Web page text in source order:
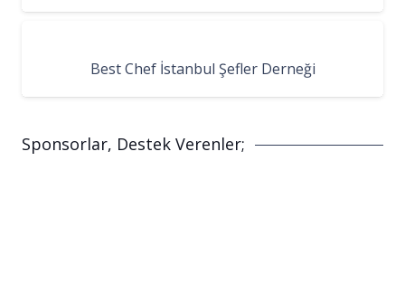
Best Chef İstanbul Şefler Derneği
Sponsorlar, Destek Verenler;